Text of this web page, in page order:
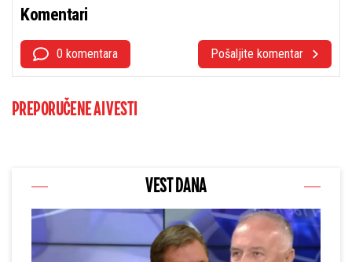
Komentari
0 komentara Pošaljite komentar
PREPORUČENE AI VESTI
VEST DANA